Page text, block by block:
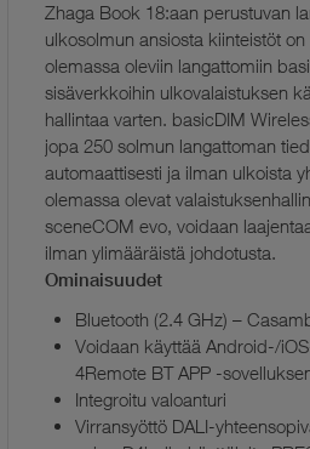
Zhaga Book 18:aan perustuvan
ulkosolmun ansiosta kiinteistöt
olemassa oleviin langattomiin
sisäverkkoihin ulkovalaistuksen
hallintaa varten. basicDIM
jopa 250 solmun langattoman
automaattisesti ja ilman ulkoista
olemassa olevat
sceneCOM evo, voidaan
ilman ylimääräistä johdotusta.
Ominaisuudet
Bluetooth (2.4 GHz) –
Voidaan käyttää Android-/
4Remote BT APP -
Integroitu valoanturi
Virransyöttö DALI-